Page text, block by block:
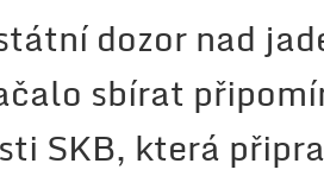
dozor nad
sbírat
SKB, která